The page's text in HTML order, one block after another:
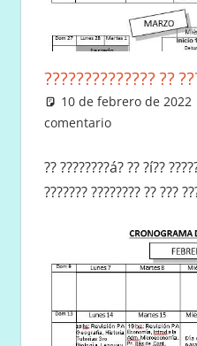
?????????????? ??
10 de febrero de 2022
comentario
?? ????????á? ?? ?í??
??????? ???????? ?? ???